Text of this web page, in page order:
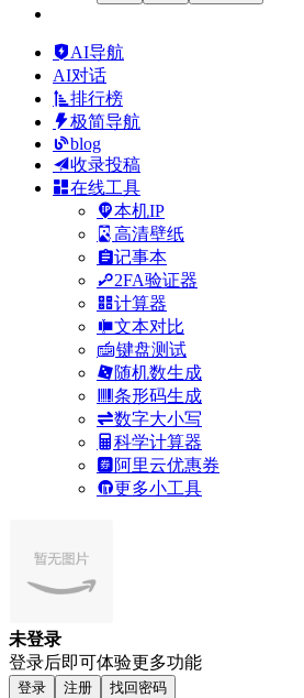
AI导航
AI对话
排行榜
极简导航
blog
收录投稿
在线工具
本机IP
高清壁纸
记事本
2FA验证器
计算器
文本对比
键盘测试
随机数生成
条形码生成
数字大小写
科学计算器
阿里云优惠券
更多小工具
未登录
登录后即可体验更多功能
登录 注册 找回密码